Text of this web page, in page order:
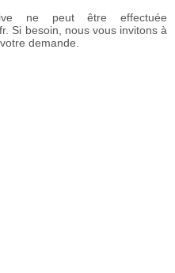
ne peut être effectuée
Si besoin, nous vous invitons à
demande.